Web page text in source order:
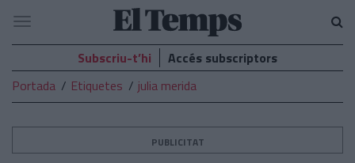
El
Temps
Navegació
Subscriu-t’hi
Accés subscriptors
Portada
Etiquetes julia merida
PUBLICITAT